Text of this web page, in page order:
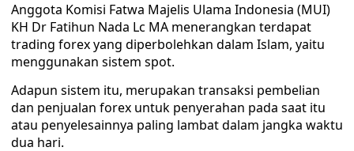
Anggota Komisi Fatwa Majelis Ulama Indonesia (MUI)
KH Dr Fatihun Nada Lc MA menerangkan terdapat
trading forex yang diperbolehkan dalam Islam, yaitu
menggunakan sistem spot.
Adapun sistem itu, merupakan transaksi pembelian
dan penjualan forex untuk penyerahan pada saat itu
atau penyelesainnya paling lambat dalam jangka waktu
dua hari.